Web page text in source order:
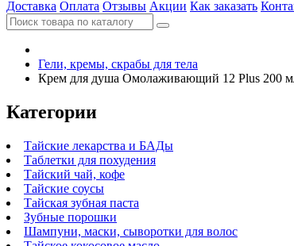
Доставка Оплата Отзывы Акции Как заказать
Гели, кремы, скрабы для тела
Крем для душа Омолаживающий 12 Plus 200
Категории
Тайские лекарства и БАДы
Таблетки для похудения
Тайский чай, кофе
Тайские соусы
Тайская зубная паста
Зубные порошки
Шампуни, маски, сыворотки для волос